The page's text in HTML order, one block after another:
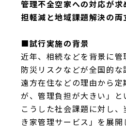
管理不全空家への対応が
担軽減と地域課題解決の両
■試行実施の背景
近年、相続などを背景に
防災リスクなどが全国的な
遠方在住などの理由から
が、管理負担が大きい」と
こうした社会課題に対し
き家管理サービス」を展